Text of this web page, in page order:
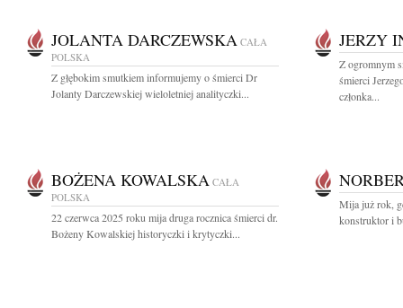
JOLANTA DARCZEWSKA CAŁA
POLSKA
Z głębokim smutkiem informujemy o śmierci Dr
Jolanty Darczewskiej wieloletniej analityczki...
JERZY
Z ogromnym
śmierci
członka...
BOŻENA KOWALSKA CAŁA
POLSKA
22 czerwca 2025 roku mija druga rocznica śmierci dr.
Bożeny Kowalskiej historyczki i krytyczki...
Mija już rok,
konstruktor i